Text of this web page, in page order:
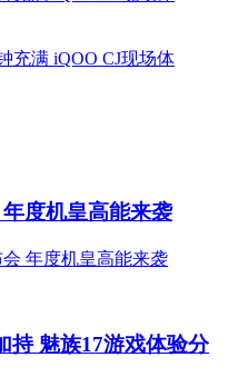
度机皇高能来袭
持 魅族17游戏体验分